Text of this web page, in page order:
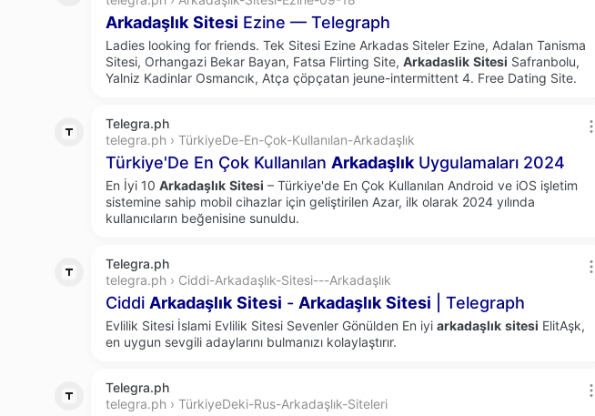
Arkadaşlık Sitesi Ezine — Telegraph
Ladies looking for friends. Tek Sitesi Ezine Arkadas Siteler Ezine, Adalan Tanisma
Sitesi, Orhangazi Bekar Bayan, Fatsa Flirting Site, Arkadaslik Sitesi Safranbolu,
Yalniz Kadinlar Osmancık, Atça çöpçatan jeune-intermittent 4. Free Dating Site.
Telegra.ph
telegra.ph › TürkiyeDe-En-Çok-Kullanılan-Arkadaşlık
Türkiye'De En Çok Kullanılan Arkadaşlık Uygulamaları 2024
En İyi 10 Arkadaşlık Sitesi – Türkiye'de En Çok Kullanılan Android ve iOS işletim
sistemine sahip mobil cihazlar için geliştirilen Azar, ilk olarak 2024 yılında
kullanıcıların beğenisine sunuldu.
Telegra.ph
telegra.ph › Ciddi-Arkadaşlık-Sitesi---Arkadaşlık
Ciddi Arkadaşlık Sitesi - Arkadaşlık Sitesi | Telegraph
Evlilik Sitesi İslami Evlilik Sitesi Sevenler Gönülden En iyi arkadaşlık sitesi ElitAşk,
en uygun sevgili adaylarını bulmanızı kolaylaştırır.
Telegra.ph
telegra.ph › TürkiyeDeki-Rus-Arkadaşlık-Siteleri